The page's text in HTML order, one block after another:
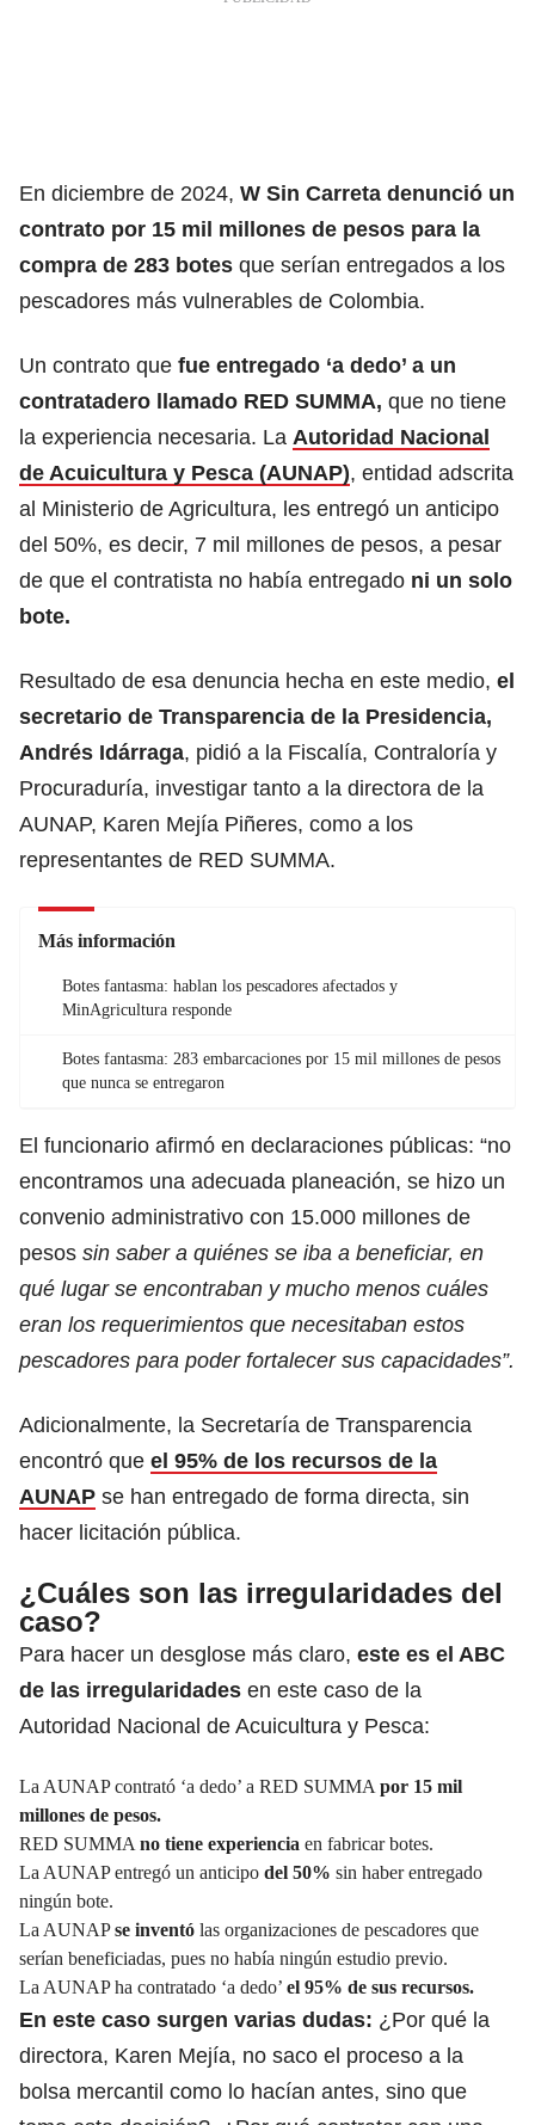
En diciembre de 2024, W Sin Carreta denunció un
contrato por 15 mil millones de pesos para la
compra de 283 botes que serían entregados a los
pescadores más vulnerables de Colombia.
Un contrato que fue entregado ‘a dedo’ a un
contratadero llamado RED SUMMA, que no tiene
la experiencia necesaria. La Autoridad Nacional
de Acuicultura y Pesca (AUNAP), entidad adscrita
al Ministerio de Agricultura, les entregó un anticipo
del 50%, es decir, 7 mil millones de pesos, a pesar
de que el contratista no había entregado ni un solo
bote.
Resultado de esa denuncia hecha en este medio, el
secretario de Transparencia de la Presidencia,
Andrés Idárraga, pidió a la Fiscalía, Contraloría y
Procuraduría, investigar tanto a la directora de la
AUNAP, Karen Mejía Piñeres, como a los
representantes de RED SUMMA.
Más información
Botes fantasma: hablan los pescadores afectados y
MinAgricultura responde
Botes fantasma: 283 embarcaciones por 15 mil millones de pesos
que nunca se entregaron
El funcionario afirmó en declaraciones públicas: “no
encontramos una adecuada planeación, se hizo un
convenio administrativo con 15.000 millones de
pesos sin saber a quiénes se iba a beneficiar, en
qué lugar se encontraban y mucho menos cuáles
eran los requerimientos que necesitaban estos
pescadores para poder fortalecer sus capacidades”.
Adicionalmente, la Secretaría de Transparencia
encontró que el 95% de los recursos de la
AUNAP se han entregado de forma directa, sin
hacer licitación pública.
¿Cuáles son las irregularidades del
caso?
Para hacer un desglose más claro, este es el ABC
de las irregularidades en este caso de la
Autoridad Nacional de Acuicultura y Pesca:
La AUNAP contrató ‘a dedo’ a RED SUMMA por 15 mil
millones de pesos.
RED SUMMA no tiene experiencia en fabricar botes.
La AUNAP entregó un anticipo del 50% sin haber entregado
ningún bote.
La AUNAPse inventó las organizaciones de pescadores que
serían beneficiadas, pues no había ningún estudio previo.
La AUNAP ha contratado ‘a dedo’ el 95% de sus recursos.
En este caso surgen varias dudas: ¿Por qué la
directora, Karen Mejía, no saco el proceso a la
bolsa mercantil como lo hacían antes, sino que